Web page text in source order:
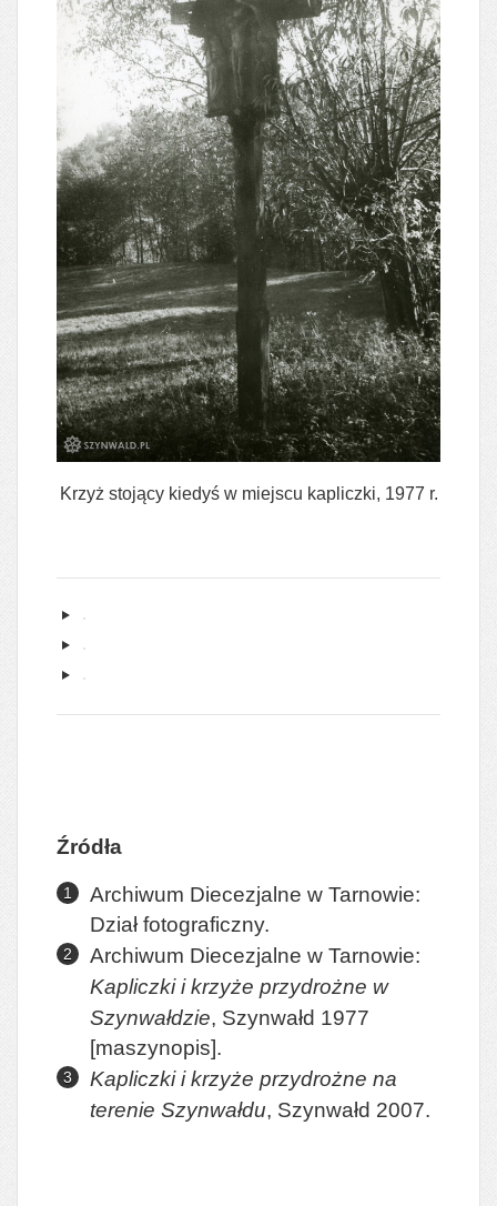
Krzyż stojący kiedyś w miejscu kapliczki, 1977 r.
Źródła
Archiwum Diecezjalne w Tarnowie:
Dział fotograficzny.
Archiwum Diecezjalne w Tarnowie:
Kapliczki i krzyże przydrożne w
Szynwałdzie, Szynwałd 1977
[maszynopis].
Kapliczki i krzyże przydrożne na
terenie Szynwałdu, Szynwałd 2007.